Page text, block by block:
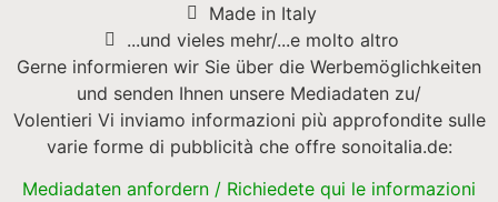
Made in Italy
...und vieles mehr/...e molto altro
Gerne informieren wir Sie über die Werbemöglichkeiten
und senden Ihnen unsere Mediadaten zu/
Volentieri Vi inviamo informazioni più approfondite sulle
varie forme di pubblicità che offre sonoitalia.de:
Mediadaten anfordern / Richiedete qui le informazioni